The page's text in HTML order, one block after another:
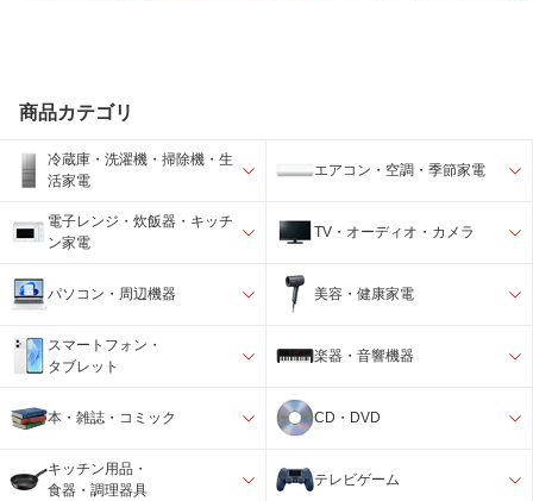
商品カテゴリ
冷蔵庫・洗濯機・掃除機・生
活家電
エアコン・空調・季節家電
電子レンジ・炊飯器・キッチ
ン家電
TV・オーディオ・カメラ
パソコン・周辺機器 美容・健康家電
スマートフォン・
タブレット
楽器・音響機器
本・雑誌・コミック CD・DVD
キッチン用品・
食器・調理器具
テレビゲーム